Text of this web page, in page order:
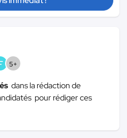
5+
dans la rédaction de
pour rédiger ces